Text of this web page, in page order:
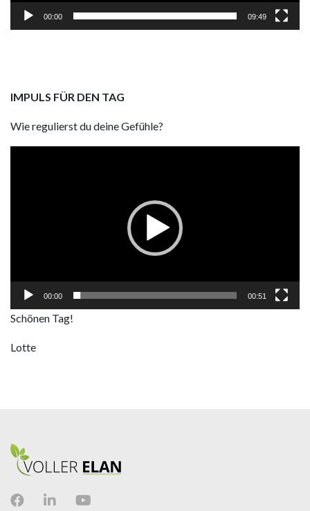
00:00 09:49
IMPULS FÜR DEN TAG
Wie regulierst du deine Gefühle?
00:00 00:51
Schönen Tag!
Lotte